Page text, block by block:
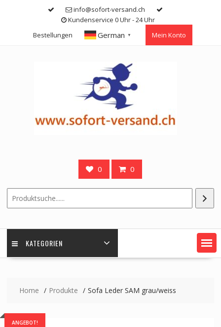
info@sofort-versand.ch
Kundenservice 0 Uhr - 24 Uhr
Bestellungen
German ▼ Mein Konto
0 0
KATEGORIEN
Home Produkte Sofa Leder SAM grau/weiss
ANGEBOT!